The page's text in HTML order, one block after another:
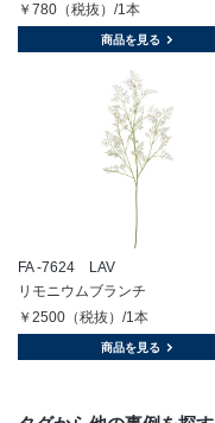
￥780（税抜）/1本
商品を見る
FA -7624 LAV
リモニウムブランチ
￥2500（税抜）/1本
商品を見る